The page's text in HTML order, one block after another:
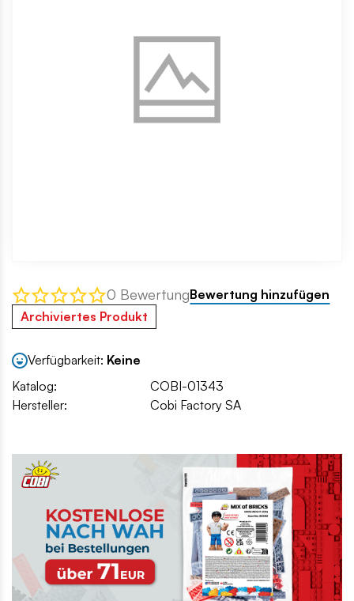
0 BewertungBewertung hinzufügen
Archiviertes Produkt
Verfügbarkeit: Keine
Katalog:
COBI-01343
Hersteller:
Cobi Factory SA